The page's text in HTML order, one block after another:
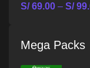
S/69.00 – S/
Mega Packs